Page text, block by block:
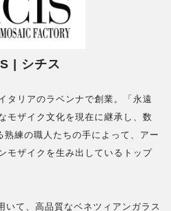
| シチス
タリアのラベンナで創業。「永遠
モザイク文化を現在に継承し、数
熟練の職人たちの手によって、アー
モザイクを生み出しているトップ
て、高品質なベネツィアンガラス